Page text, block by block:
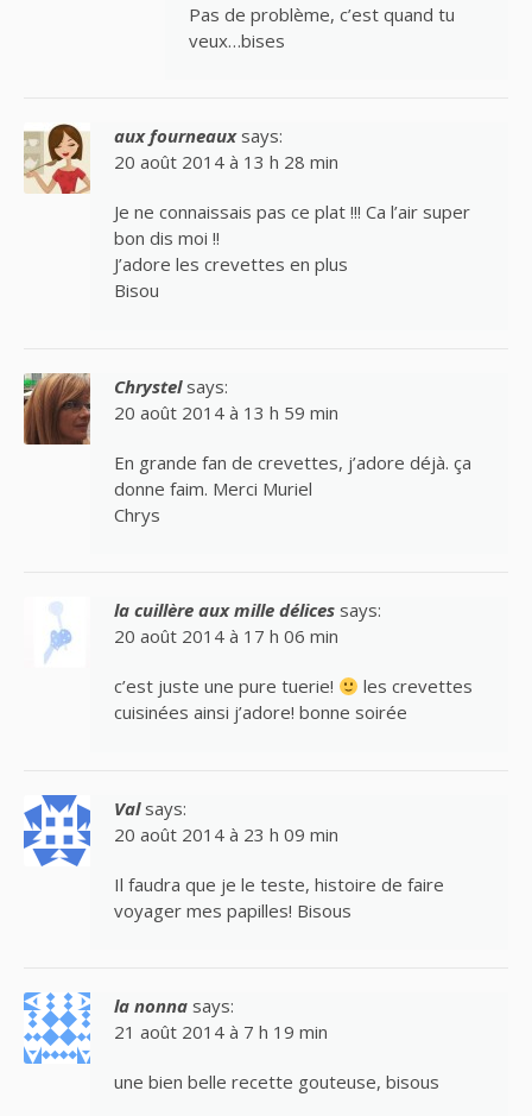
Pas de problème, c’est quand tu
veux…bises
aux fourneaux says:
20 août 2014 à 13 h 28 min
Je ne connaissais pas ce plat !!! Ca l’air super
bon dis moi !!
J’adore les crevettes en plus
Bisou
Chrystel says:
20 août 2014 à 13 h 59 min
En grande fan de crevettes, j’adore déjà. ça
donne faim. Merci Muriel
Chrys
la cuillère aux mille délices says:
20 août 2014 à 17 h 06 min
c’est juste une pure tuerie!
les crevettes
cuisinées ainsi j’adore! bonne soirée
Val says:
20 août 2014 à 23 h 09 min
Il faudra que je le teste, histoire de faire
voyager mes papilles! Bisous
la nonna says:
21 août 2014 à 7 h 19 min
une bien belle recette gouteuse, bisous